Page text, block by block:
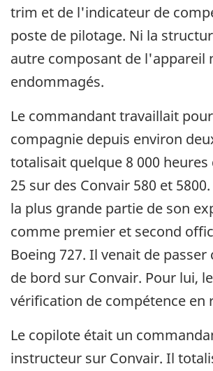
trim et de l'indicateur de
poste de pilotage. Ni la
autre composant de l'appareil
endommagés.
Le commandant travaillait
compagnie depuis environ
totalisait quelque 8 000
25 sur des Convair 580 et
la plus grande partie de son
comme premier et second
Boeing 727. Il venait de
de bord sur Convair. Pour lui,
vérification de compétence en
Le copilote était un
instructeur sur Convair. Il